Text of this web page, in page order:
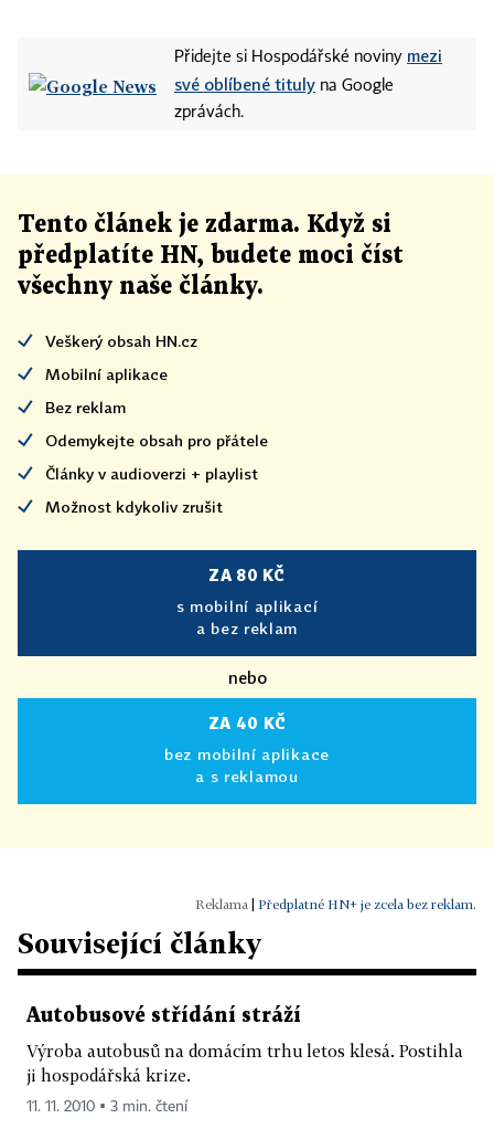
Přidejte si Hospodářské noviny mezi
své oblíbené tituly na Google
zprávách.
Tento článek je zdarma. Když si
předplatíte HN, budete moci číst
všechny naše články.
Veškerý obsah HN.cz
Mobilní aplikace
Bez reklam
Odemykejte obsah pro přátele
Články v audioverzi + playlist
Možnost kdykoliv zrušit
ZA 80 KČ
s mobilní aplikací
a bez reklam
nebo
ZA 40 KČ
bez mobilní aplikace
a s reklamou
Předplatné HN+ je zcela bez reklam.
Související články
Autobusové střídání stráží
Výroba autobusů na domácím trhu letos klesá. Postihla
ji hospodářská krize.
11. 11. 2010 ▪ 3 min. čtení